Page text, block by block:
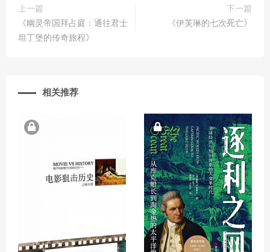
上一篇
《幽灵帝国拜占庭：通往君士
坦丁堡的传奇旅程》
下一篇
《伊芙琳的七次死亡》
相关推荐